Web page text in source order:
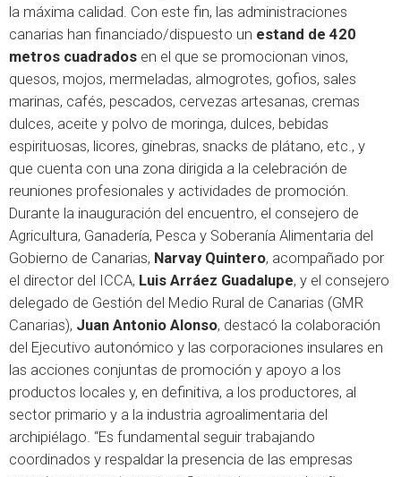
la máxima calidad. Con este fin, las administraciones
canarias han financiado/dispuesto un estand de 420
metros cuadrados en el que se promocionan vinos,
quesos, mojos, mermeladas, almogrotes, gofios, sales
marinas, cafés, pescados, cervezas artesanas, cremas
dulces, aceite y polvo de moringa, dulces, bebidas
espirituosas, licores, ginebras, snacks de plátano, etc., y
que cuenta con una zona dirigida a la celebración de
reuniones profesionales y actividades de promoción.
Durante la inauguración del encuentro, el consejero de
Agricultura, Ganadería, Pesca y Soberanía Alimentaria del
Gobierno de Canarias, Narvay Quintero, acompañado por
el director del ICCA, Luis Arráez Guadalupe, y el consejero
delegado de Gestión del Medio Rural de Canarias (GMR
Canarias), Juan Antonio Alonso, destacó la colaboración
del Ejecutivo autonómico y las corporaciones insulares en
las acciones conjuntas de promoción y apoyo a los
productos locales y, en definitiva, a los productores, al
sector primario y a la industria agroalimentaria del
archipiélago. “Es fundamental seguir trabajando
coordinados y respaldar la presencia de las empresas